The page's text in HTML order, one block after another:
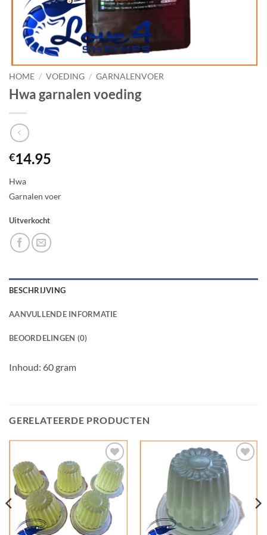
HOME / VOEDING / GARNALENVOER
Hwa garnalen voeding
€14.95
Hwa
Garnalen voer
Uitverkocht
BESCHRIJVING
AANVULLENDE INFORMATIE
BEOORDELINGEN (0)
Inhoud: 60 gram
GERELATEERDE PRODUCTEN
Add to
Wishlist
Wishlist